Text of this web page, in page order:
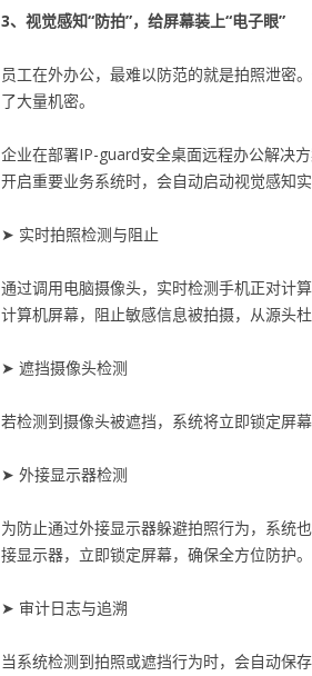
3、视觉感知“防拍”，给屏幕装上“电子眼”
员工在外办公，最难以防范的就是拍照泄密
了大量机密。
企业在部署IP-guard安全桌面远程办公解决
开启重要业务系统时，会自动启动视觉感知
➤ 实时拍照检测与阻止
通过调用电脑摄像头，实时检测手机正对计
计算机屏幕，阻止敏感信息被拍摄，从源头杜
➤ 遮挡摄像头检测
若检测到摄像头被遮挡，系统将立即锁定屏
➤ 外接显示器检测
为防止通过外接显示器躲避拍照行为，系统
接显示器，立即锁定屏幕，确保全方位防护。
➤ 审计日志与追溯
当系统检测到拍照或遮挡行为时，会自动保